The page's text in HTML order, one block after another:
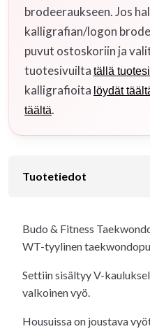
brodeeraukseen. Jos
kalligrafian/logon
puvut ostoskoriin ja
tuotesivuilta tällä
kalligrafioita löydät
täältä.
Tuotetiedot
Budo & Fitness
WT-tyylinen
Settiin sisältyy V-
valkoinen vyö.
Housuissa on joustava